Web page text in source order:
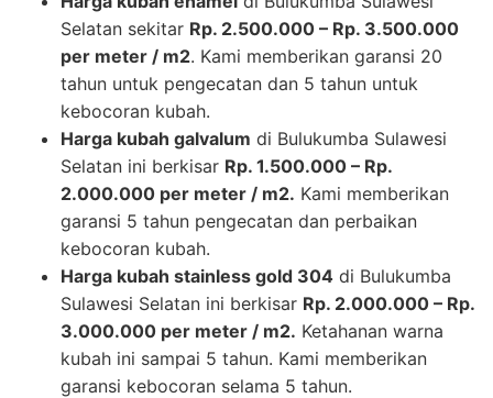
Selatan sekitar Rp. 2.500.000 – Rp. 3.500.000
per meter / m2. Kami memberikan garansi 20
tahun untuk pengecatan dan 5 tahun untuk
kebocoran kubah.
Harga kubah galvalum di Bulukumba Sulawesi
Selatan ini berkisar Rp. 1.500.000 – Rp.
2.000.000 per meter / m2. Kami memberikan
garansi 5 tahun pengecatan dan perbaikan
kebocoran kubah.
Harga kubah stainless gold 304 di Bulukumba
Sulawesi Selatan ini berkisar Rp. 2.000.000 – Rp.
3.000.000 per meter / m2. Ketahanan warna
kubah ini sampai 5 tahun. Kami memberikan
garansi kebocoran selama 5 tahun.